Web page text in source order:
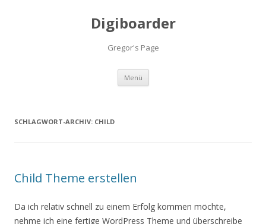
Digiboarder
Gregor's Page
Menü Zum
springen
SCHLAGWORT-ARCHIV: CHILD
Child Theme erstellen
Da ich relativ schnell zu einem Erfolg kommen möchte,
nehme ich eine fertige WordPress Theme und überschreibe